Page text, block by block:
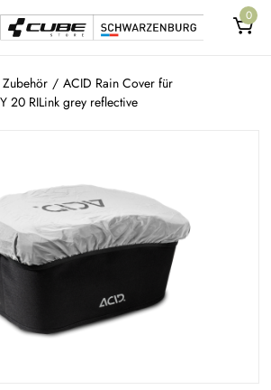
0
Zubehör / ACID Rain Cover für
20 RILink grey reflective